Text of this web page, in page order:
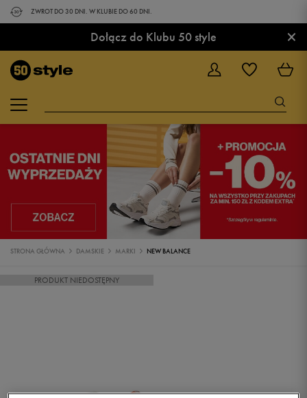
ZWROT DO 30 DNI. W KLUBIE DO 60 DNI.
Dołącz do Klubu 50 style ×
STRONA GŁÓWNA DAMSKIE MARKI NEW BALANCE
PRODUKT NIEDOSTĘPNY